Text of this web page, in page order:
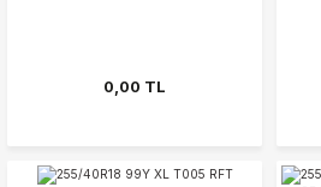
0,00 TL